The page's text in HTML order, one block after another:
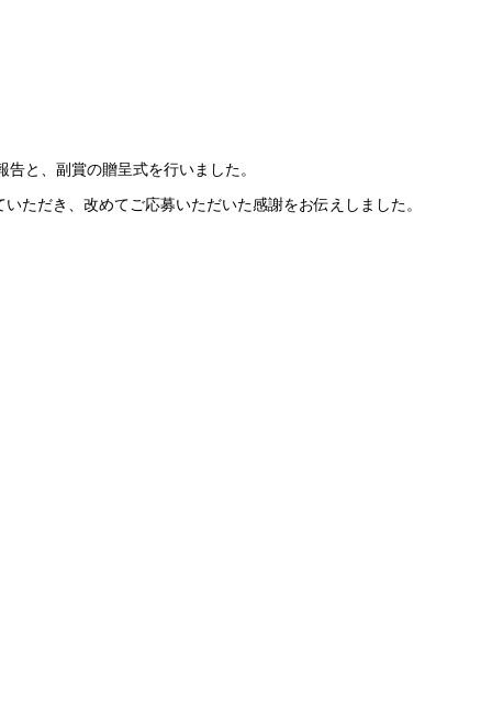
と、副賞の贈呈式を行いました。
ただき、改めてご応募いただいた感謝をお伝えしました。